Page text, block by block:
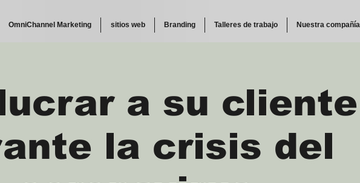
OmniChannel Marketing sitios web Branding Talleres de trabajo Nuestra compañía
a su cliente
la crisis del